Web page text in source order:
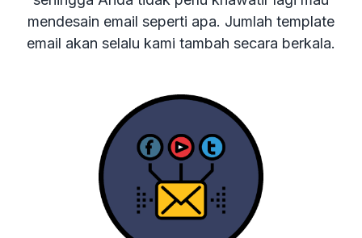
mendesain email seperti apa. Jumlah template
email akan selalu kami tambah secara berkala.